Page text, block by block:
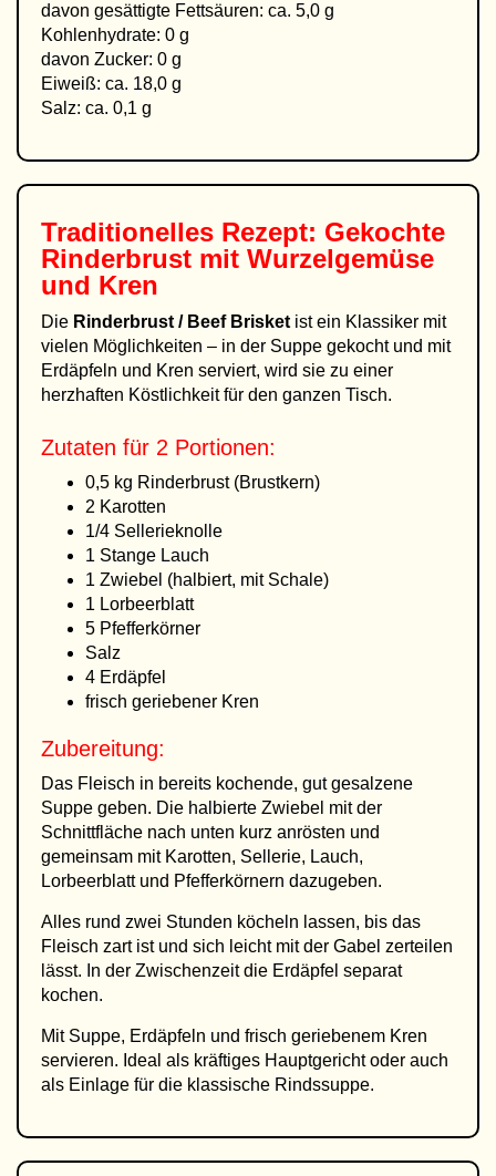
davon gesättigte Fettsäuren: ca. 5,0 g
Kohlenhydrate: 0 g
davon Zucker: 0 g
Eiweiß: ca. 18,0 g
Salz: ca. 0,1 g
Traditionelles Rezept: Gekochte
Rinderbrust mit Wurzelgemüse
und Kren
Die Rinderbrust / Beef Brisket ist ein Klassiker mit
vielen Möglichkeiten – in der Suppe gekocht und mit
Erdäpfeln und Kren serviert, wird sie zu einer
herzhaften Köstlichkeit für den ganzen Tisch.
Zutaten für 2 Portionen:
0,5 kg Rinderbrust (Brustkern)
2 Karotten
1/4 Sellerieknolle
1 Stange Lauch
1 Zwiebel (halbiert, mit Schale)
1 Lorbeerblatt
5 Pfefferkörner
Salz
4 Erdäpfel
frisch geriebener Kren
Zubereitung:
Das Fleisch in bereits kochende, gut gesalzene
Suppe geben. Die halbierte Zwiebel mit der
Schnittfläche nach unten kurz anrösten und
gemeinsam mit Karotten, Sellerie, Lauch,
Lorbeerblatt und Pfefferkörnern dazugeben.
Alles rund zwei Stunden köcheln lassen, bis das
Fleisch zart ist und sich leicht mit der Gabel zerteilen
lässt. In der Zwischenzeit die Erdäpfel separat
kochen.
Mit Suppe, Erdäpfeln und frisch geriebenem Kren
servieren. Ideal als kräftiges Hauptgericht oder auch
als Einlage für die klassische Rindssuppe.